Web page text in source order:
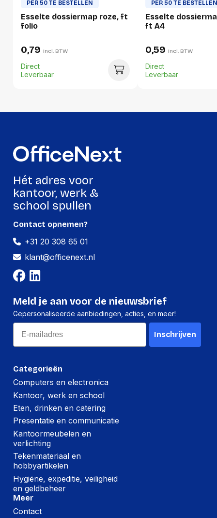
Gewicht
63 g
Verpakking
Per stuk
Gewicht:
63 gram
Per doos
Hoeveelheid:
Breedte:
Hoogte:
Lengte:
Gewicht:
Per pallet
Hoeveelheid:
5400 stuks
Lengte:
Gewicht:
-
PER 50 TE BESTELLEN
Esselte dossiermap roze, ft
folio
0,79 incl. BTW
Direct
Leverbaar
PER 50 TE
Esselte
ft A4
0,59 incl. BTW
Direct
Leverbaar
Hét adres voor
kantoor, werk &
school spullen
Categorieën
Computers en electronica
Kantoor, werk en school
Eten, drinken en catering
Presentatie en communicatie
Kantoormeubelen en
verlichting
Tekenmateriaal en
hobbyartikelen
Hygiëne, expeditie, veiligheid
en geldbeheer
Meer
Contact
Contact opnemen?
+31 20 308 65 01
klant@officenext.nl
Meld je aan voor de nieuwsbrief
Gepersonaliseerde aanbiedingen, acties, en meer!
Email
Inschrijven